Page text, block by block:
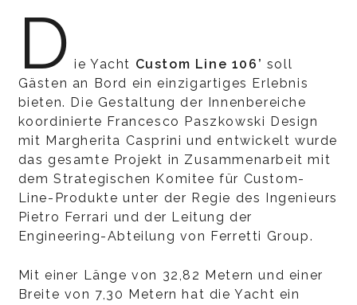
D ie Yacht Custom Line 106’ soll
Gästen an Bord ein einzigartiges Erlebnis
bieten. Die Gestaltung der Innenbereiche
koordinierte Francesco Paszkowski Design
mit Margherita Casprini und entwickelt wurde
das gesamte Projekt in Zusammenarbeit mit
dem Strategischen Komitee für Custom-
Line-Produkte unter der Regie des Ingenieurs
Pietro Ferrari und der Leitung der
Engineering-Abteilung von Ferretti Group.
Mit einer Länge von 32,82 Metern und einer
Breite von 7,30 Metern hat die Yacht ein